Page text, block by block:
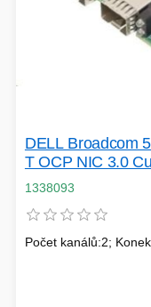
DELL Broadcom
T OCP NIC 3.0
1338093
Počet kanálů:2;